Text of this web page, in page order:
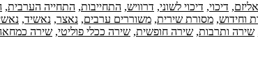
, דיכוי, דיכוי לשוני, דרוויש, התחייבות, התחייה הערבית,
וחידוש, מסורת שירית, משוררים ערבים, נאצר, נאשיד,
שירה ותרבות, שירה חופשית, שירה ככלי פוליטי, שירה